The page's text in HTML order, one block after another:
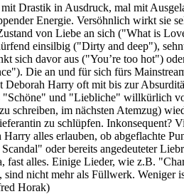
Drastik in Ausdruck, mal mit
Energie. Versöhnlich wirkt sie
von Liebe an sich ("What is
einsilbig ("Dirty and deep"),
sich davor aus ("You’re too hot")
Die an und für sich fürs
Deborah Harry oft mit bis zur
"Schöne" und "Liebliche" willkürlich
schreiben, im nächsten Atemzug)
zu schlüpfen. Inkonsequent?
alles erlauben, ob abgeflachte
oder bereits angedeuteter
fast alles. Einige Lieder, wie z.B.
nicht mehr als Füllwerk. Weniger
Horak)